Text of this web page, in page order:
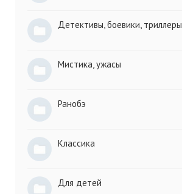
Детективы, боевики, триллеры
Мистика, ужасы
Ранобэ
Классика
Для детей